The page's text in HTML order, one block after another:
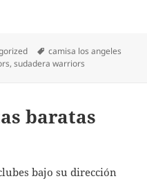
Etiquetas
camisa los angeles
,sudadera warriors
baratas
bajo su dirección